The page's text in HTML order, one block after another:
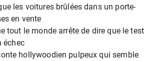
les voitures brûlées dans un porte-
en vente
tout le monde arrête de dire que le test
échec
hollywoodien pulpeux qui semble